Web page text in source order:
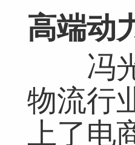
高端动
冯光
物流行
上了电